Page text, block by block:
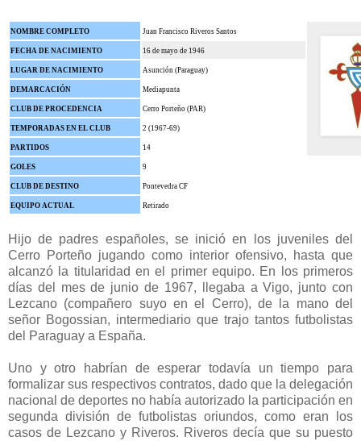
NOMBRE COMPLETO Juan Francisco Riveros Santos
FECHA DE NACIMIENTO 16 de mayo de 1946
LUGAR DE NACIMIENTO Asunción (Paraguay)
DEMARCACIÓN Mediapunta
CLUB DE PROCEDENCIA Cerro Porteño (PAR)
TEMPORADAS EN EL CLUB 2 (1967-69)
PARTIDOS 14
GOLES 9
CLUB DE DESTINO Pontevedra CF
EQUIPO ACTUAL Retirado
Hijo de padres españoles, se inició en los juveniles del
Cerro Porteño jugando como interior ofensivo, hasta que
alcanzó la titularidad en el primer equipo. En los primeros
días del mes de junio de 1967, llegaba a Vigo, junto con
Lezcano (compañero suyo en el Cerro), de la mano del
señor Bogossian, intermediario que trajo tantos futbolistas
del Paraguay a España.
Uno y otro habrían de esperar todavía un tiempo para
formalizar sus respectivos contratos, dado que la delegación
nacional de deportes no había autorizado la participación en
segunda división de futbolistas oriundos, como eran los
casos de Lezcano y Riveros. Riveros decía que su puesto